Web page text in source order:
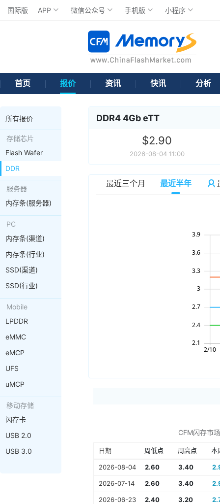
国际版 APP 微信公众号 手机版 小程序
首页 报价 资讯 快讯 分析
所有报价
存储芯片
Flash Wafer
DDR
服务器
内存条(服务器)
PC
内存条(渠道)
内存条(行业)
SSD(渠道)
SSD(行业)
Mobile
LPDDR
eMMC
eMCP
UFS
uMCP
移动存储
闪存卡
USB 2.0
USB 3.0
DDR4 4Gb eTT
$2.90
2026-08-04 11:00
最近三个月 最近半年
CFM闪存市
日期 周低点 周高点 本
2026-08-04 2.60 3.40
2026-07-14 2.60 3.40
2026-06-23 2.40 3.20